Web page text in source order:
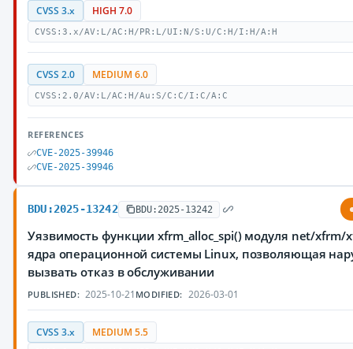
CVSS 3.x HIGH 7.0
CVSS:3.x/AV:L/AC:H/PR:L/UI:N/S:U/C:H/I:H/A:H
CVSS 2.0 MEDIUM 6.0
CVSS:2.0/AV:L/AC:H/Au:S/C:C/I:C/A:C
REFERENCES
CVE-2025-39946
CVE-2025-39946
BDU:2025-13242 BDU:2025-13242
Уязвимость функции xfrm_alloc_spi() модуля net/xfrm/
ядра операционной системы Linux, позволяющая
вызвать отказ в обслуживании
PUBLISHED: 2025-10-21 MODIFIED: 2026-03-01
CVSS 3.x MEDIUM 5.5